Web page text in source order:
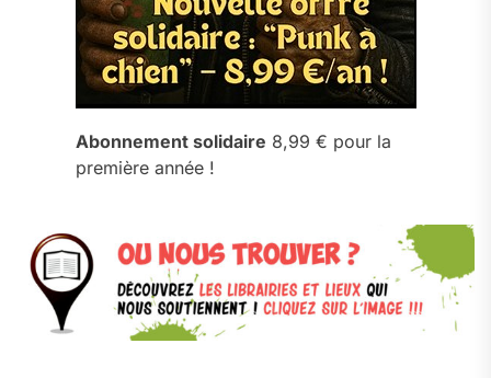
Abonnement solidaire 8,99 € pour la
première année !